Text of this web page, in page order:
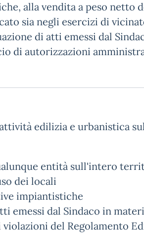
alla vendita a peso netto
sia negli esercizi di
di atti emessi dal
di autorizzazioni
edilizia e urbanistica
entità sull'intero
dei locali
impiantistiche
emessi dal Sindaco in
del Regolamento